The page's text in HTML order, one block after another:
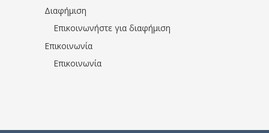
Διαφήμιση
Επικοινωνήστε για διαφήμιση
Επικοινωνία
Επικοινωνία